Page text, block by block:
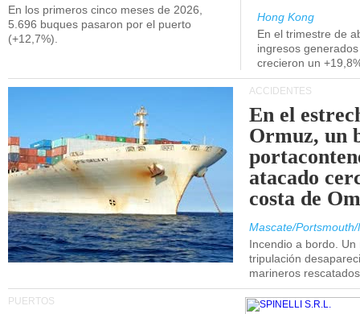
En los primeros cinco meses de 2026,
5.696 buques pasaron por el puerto
(+12,7%).
Hong Kong
En el trimestre de
ingresos
crecieron un
ACCIDENTES
En el
Ormuz, un
atacado
costa de
Mascate/
Incendio a bordo.
tripulación
marineros
PUERTOS